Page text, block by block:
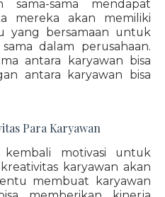
sama-sama mendapat
mereka akan memiliki
yang bersamaan untuk
dalam perusahaan.
antara karyawan bisa
antara karyawan bisa
Para Karyawan
kembali motivasi untuk
karyawan akan
membuat karyawan